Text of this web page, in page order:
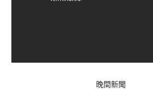
晚間新聞